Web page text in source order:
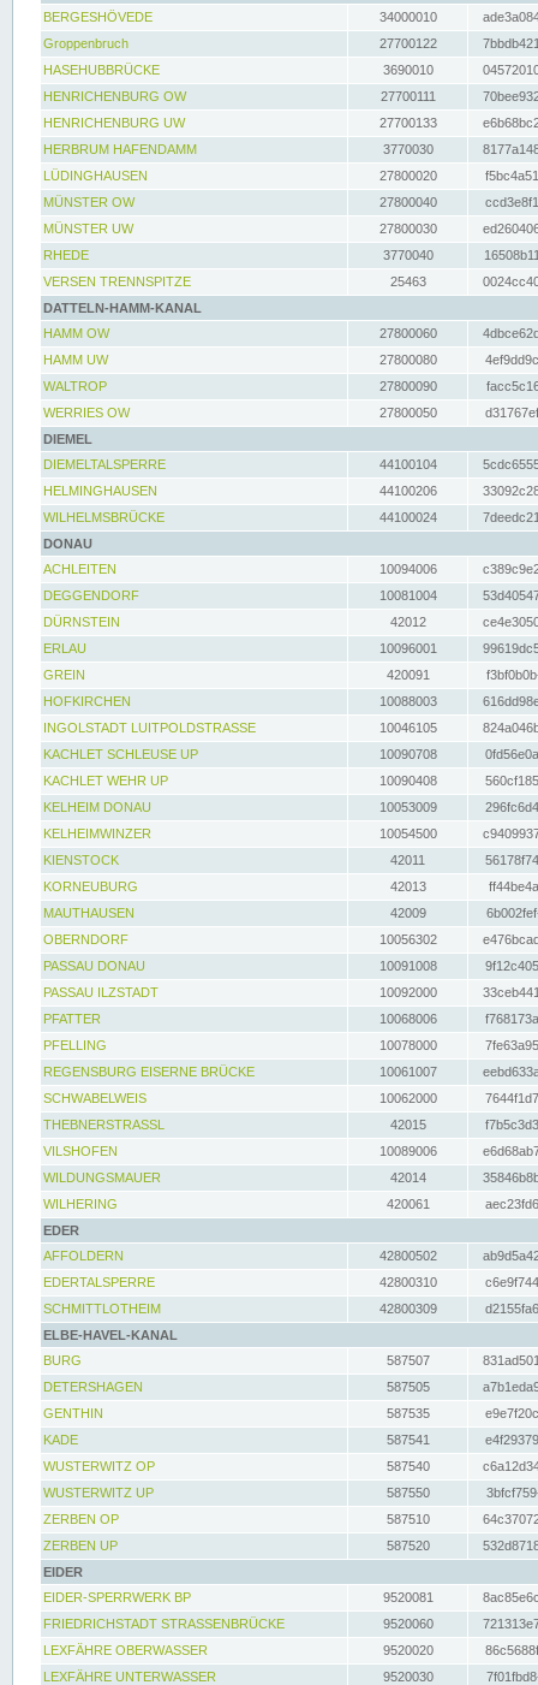
BERGESHÖVEDE
34000010
Groppenbruch
27700122
HASEHUBBRÜCKE
3690010
HENRICHENBURG OW
27700111
HENRICHENBURG UW
27700133
HERBRUM HAFENDAMM
3770030
LÜDINGHAUSEN
27800020
MÜNSTER OW
27800040
MÜNSTER UW
27800030
RHEDE
3770040
VERSEN TRENNSPITZE
25463
DATTELN-HAMM-KANAL
HAMM OW
27800060
HAMM UW
27800080
WALTROP
27800090
WERRIES OW
27800050
DIEMEL
DIEMELTALSPERRE
44100104
HELMINGHAUSEN
44100206
WILHELMSBRÜCKE
44100024
DONAU
ACHLEITEN
10094006
DEGGENDORF
10081004
DÜRNSTEIN
42012
ERLAU
10096001
GREIN
420091
HOFKIRCHEN
10088003
INGOLSTADT LUITPOLDSTRASSE
10046105
KACHLET SCHLEUSE UP
10090708
KACHLET WEHR UP
10090408
KELHEIM DONAU
10053009
KELHEIMWINZER
10054500
KIENSTOCK
42011
KORNEUBURG
42013
MAUTHAUSEN
42009
OBERNDORF
10056302
PASSAU DONAU
10091008
PASSAU ILZSTADT
10092000
PFATTER
10068006
PFELLING
10078000
REGENSBURG EISERNE BRÜCKE
10061007
SCHWABELWEIS
10062000
THEBNERSTRASSL
42015
VILSHOFEN
10089006
WILDUNGSMAUER
42014
WILHERING
420061
EDER
AFFOLDERN
42800502
EDERTALSPERRE
42800310
SCHMITTLOTHEIM
42800309
ELBE-HAVEL-KANAL
BURG
587507
DETERSHAGEN
587505
GENTHIN
587535
KADE
587541
WUSTERWITZ OP
587540
WUSTERWITZ UP
587550
ZERBEN OP
587510
ZERBEN UP
587520
EIDER
EIDER-SPERRWERK BP
9520081
FRIEDRICHSTADT STRASSENBRÜCKE
9520060
LEXFÄHRE OBERWASSER
9520020
LEXFÄHRE UNTERWASSER
9520030